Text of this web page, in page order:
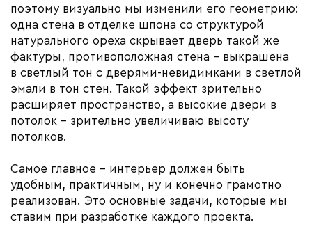
поэтому визуально мы изменили его геометрию:
одна стена в отделке шпона со структурой
натурального ореха скрывает дверь такой же
фактуры, противоположная стена – выкрашена
в светлый тон с дверями-невидимками в светлой
эмали в тон стен. Такой эффект зрительно
расширяет пространство, а высокие двери в
потолок – зрительно увеличиваю высоту
потолков.
Самое главное – интерьер должен быть
удобным, практичным, ну и конечно грамотно
реализован. Это основные задачи, которые мы
ставим при разработке каждого проекта.